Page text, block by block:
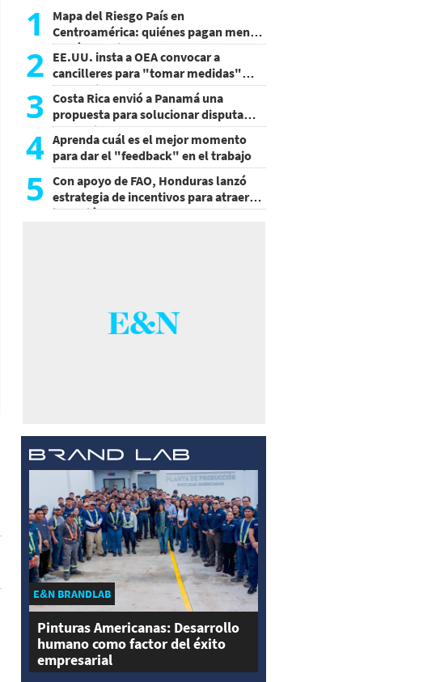
1
Mapa del Riesgo País en
Centroamérica: quiénes pagan menos
y cuáles mejoraron
2 EE.UU. insta a OEA convocar a
cancilleres para "tomar medidas"
sobre Nicaragua
3 Costa Rica envió a Panamá una
propuesta para solucionar disputa
comercial
4 Aprenda cuál es el mejor momento
para dar el "feedback" en el trabajo
5
Con apoyo de FAO, Honduras lanzó
estrategia de incentivos para atraer
inversión al agro
E&N BRANDLAB
Pinturas Americanas: Desarrollo
humano como factor del éxito
empresarial